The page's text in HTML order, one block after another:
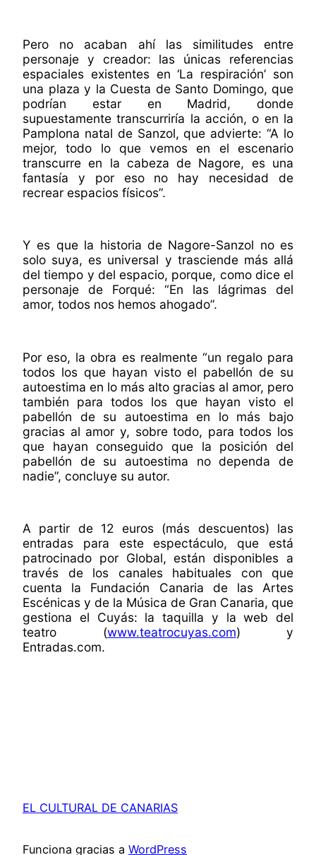
Pero no acaban ahí las similitudes entre
personaje y creador: las únicas referencias
espaciales existentes en ‘La respiración’ son
una plaza y la Cuesta de Santo Domingo, que
podrían estar en Madrid, donde
supuestamente transcurriría la acción, o en la
Pamplona natal de Sanzol, que advierte: “A lo
mejor, todo lo que vemos en el escenario
transcurre en la cabeza de Nagore, es una
fantasía y por eso no hay necesidad de
recrear espacios físicos”.
Y es que la historia de Nagore-Sanzol no es
solo suya, es universal y trasciende más allá
del tiempo y del espacio, porque, como dice el
personaje de Forqué: “En las lágrimas del
amor, todos nos hemos ahogado”.
Por eso, la obra es realmente “un regalo para
todos los que hayan visto el pabellón de su
autoestima en lo más alto gracias al amor, pero
también para todos los que hayan visto el
pabellón de su autoestima en lo más bajo
gracias al amor y, sobre todo, para todos los
que hayan conseguido que la posición del
pabellón de su autoestima no dependa de
nadie”, concluye su autor.
A partir de 12 euros (más descuentos) las
entradas para este espectáculo, que está
patrocinado por Global, están disponibles a
través de los canales habituales con que
cuenta la Fundación Canaria de las Artes
Escénicas y de la Música de Gran Canaria, que
gestiona el Cuyás: la taquilla y la web del
teatro (www.teatrocuyas.com) y
Entradas.com.
EL CULTURAL DE CANARIAS
Funciona gracias a WordPress